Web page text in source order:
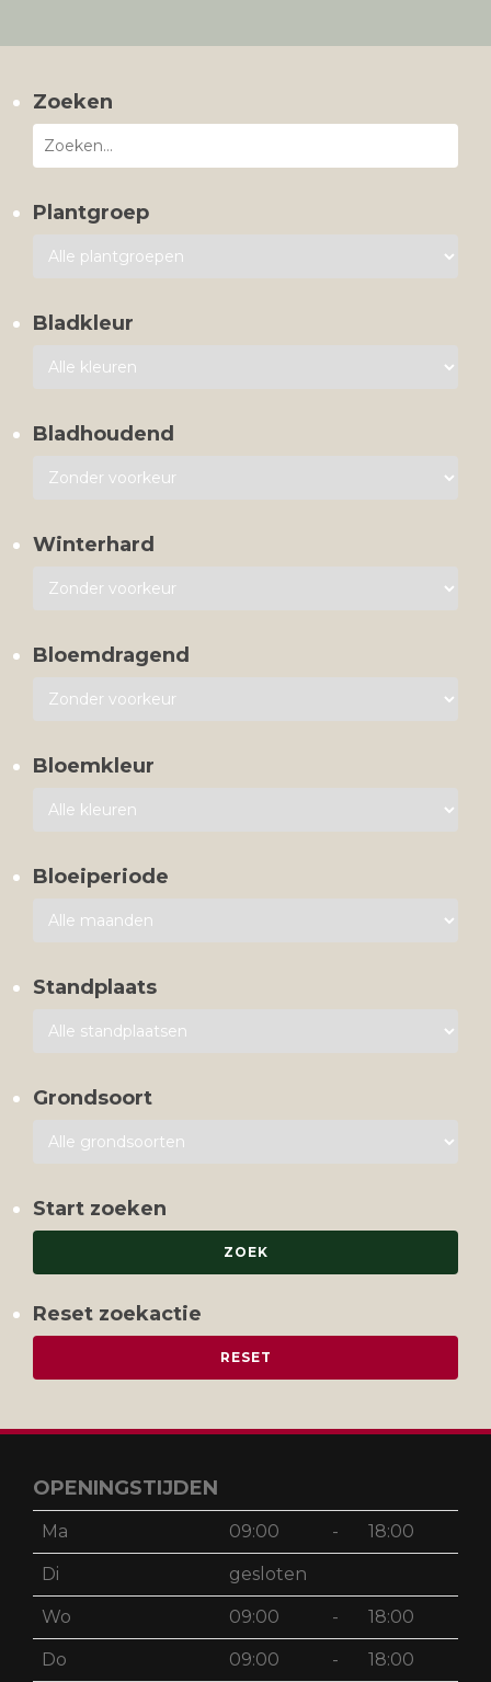
Zoeken
Plantgroep
Bladkleur
Bladhoudend
Winterhard
Bloemdragend
Bloemkleur
Bloeiperiode
Standplaats
Grondsoort
Start zoeken
Reset zoekactie
OPENINGSTIJDEN
Ma 09:00 - 18:00
Di gesloten
Wo 09:00 - 18:00
Do 09:00 - 18:00